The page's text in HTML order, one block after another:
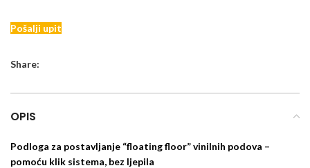
Pošalji upit
Share:
OPIS
Podloga za postavljanje “floating floor” vinilnih podova –
pomoću klik sistema, bez ljepila